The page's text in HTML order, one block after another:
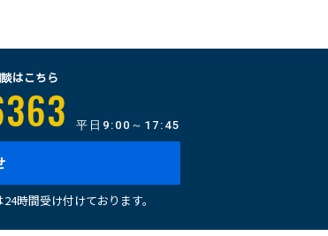
はこちら
平日 9:00～17:45
時間受け付けております。